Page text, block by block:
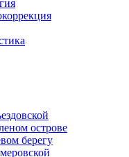
острове
берегу